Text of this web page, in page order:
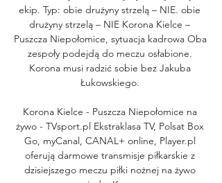
ekip. Typ: obie drużyny strzelą – NIE. obie
drużyny strzelą – NIE Korona Kielce –
Puszcza Niepołomice, sytuacja kadrowa Oba
zespoły podejdą do meczu osłabione.
Korona musi radzić sobie bez Jakuba
Łukowskiego.
Korona Kielce - Puszcza Niepołomice na
żywo - TVsport.pl Ekstraklasa TV, Polsat Box
Go, myCanal, CANAL+ online, Player.pl
oferują darmowe transmisje piłkarskie z
dzisiejszego meczu piłki nożnej na żywo